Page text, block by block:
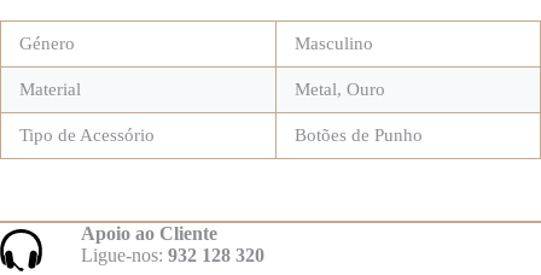
Género Masculino
Material Metal, Ouro
Tipo de Acessório Botões de Punho
Apoio ao Cliente
Ligue-nos: 932 128 320